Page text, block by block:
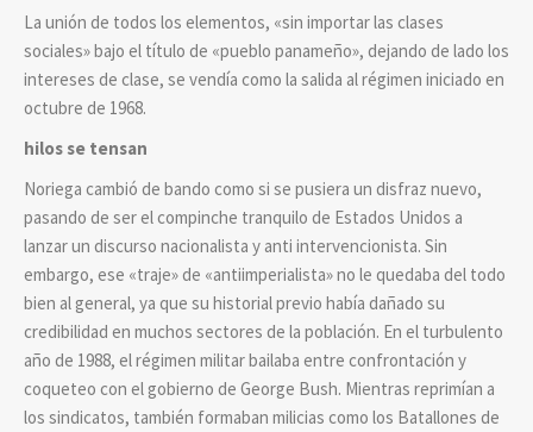
La unión de todos los elementos, «sin importar las clases
sociales» bajo el título de «pueblo panameño», dejando de lado los
intereses de clase, se vendía como la salida al régimen iniciado en
octubre de 1968.
hilos se tensan
Noriega cambió de bando como si se pusiera un disfraz nuevo,
pasando de ser el compinche tranquilo de Estados Unidos a
lanzar un discurso nacionalista y anti intervencionista. Sin
embargo, ese «traje» de «antiimperialista» no le quedaba del todo
bien al general, ya que su historial previo había dañado su
credibilidad en muchos sectores de la población. En el turbulento
año de 1988, el régimen militar bailaba entre confrontación y
coqueteo con el gobierno de George Bush. Mientras reprimían a
los sindicatos, también formaban milicias como los Batallones de